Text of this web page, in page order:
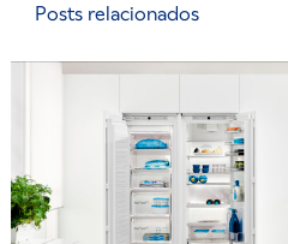
Posts relacionados